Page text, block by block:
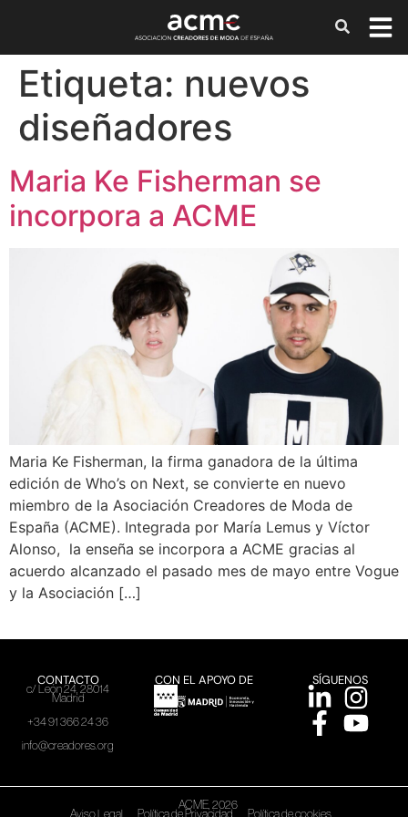
Etiqueta: nuevos
diseñadores
Maria Ke Fisherman se
incorpora a ACME
Maria Ke Fisherman, la firma ganadora de la última
edición de Who’s on Next, se convierte en nuevo
miembro de la Asociación Creadores de Moda de
España (ACME). Integrada por María Lemus y Víctor
Alonso, la enseña se incorpora a ACME gracias al
acuerdo alcanzado el pasado mes de mayo entre Vogue
y la Asociación […]
CONTACTO
c/ León 24, 28014
Madrid
+34 91 366 24 36
info@creadores.org
CON EL APOYO DE SÍGUENOS
ACME, 2026
Aviso Legal Política de Privacidad Política de cookies